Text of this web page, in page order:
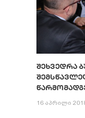
ᲨᲔᲮᲕᲔᲓᲠᲐ
16 აპრილი